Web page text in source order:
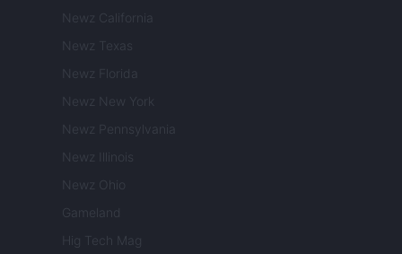
Newz California
Newz Texas
Newz Florida
Newz New York
Newz Pennsylvania
Newz Illinois
Newz Ohio
Gameland
Hig Tech Mag